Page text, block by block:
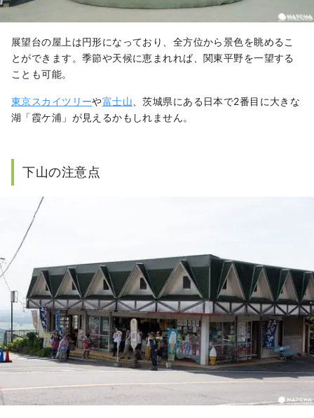
展望台の屋上は円形になっており、全方位から景色を眺めるこ
とができます。季節や天候に恵まれれば、関東平野を一望する
ことも可能。
東京スカイツリーや富士山 、茨城県にある日本で2番目に大きな
湖「霞ケ浦」が見えるかもしれません。
下山の注意点